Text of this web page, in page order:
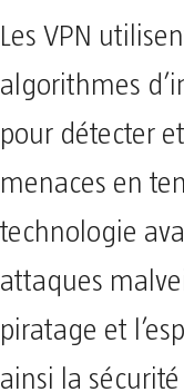
Les VPN
algorithmes
pour détecter
menaces en
technologie
attaques
piratage et
ainsi la